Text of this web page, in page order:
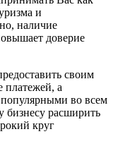
и
наличие
доверие
своим
платежей, а
популярными во всем
бизнесу расширить
круг